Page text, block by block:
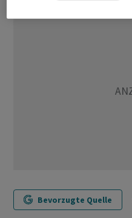
Bevorzugte Quelle